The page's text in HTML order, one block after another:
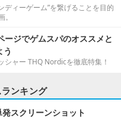
ディーゲーム”を繋げることを目的
ージでゲムスパのオススメと
う
シャー THQ Nordicを徹底特集！
ンキング
発スクリーンショット